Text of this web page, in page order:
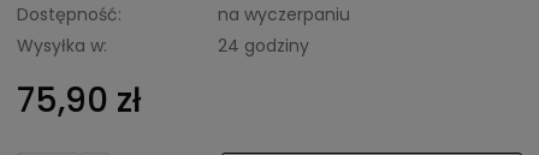
Dostępność:
na wyczerpaniu
Wysyłka w:
24 godziny
75,90 zł